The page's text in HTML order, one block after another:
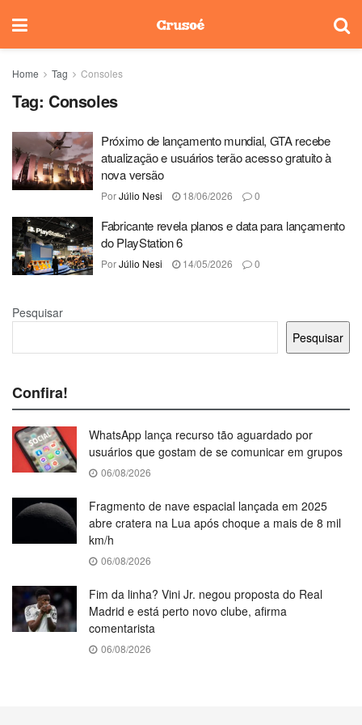
Home Tag Consoles
Tag: Consoles
Próximo de lançamento mundial, GTA recebe
atualização e usuários terão acesso gratuito à
nova versão
PorJúlio Nesi 18/06/2026 0
Fabricante revela planos e data para lançamento
do PlayStation 6
PorJúlio Nesi 14/05/2026 0
Pesquisar
Pesquisar
Confira!
WhatsApp lança recurso tão aguardado por
usuários que gostam de se comunicar em grupos
06/08/2026
Fragmento de nave espacial lançada em 2025
abre cratera na Lua após choque a mais de 8 mil
km/h
06/08/2026
Fim da linha? Vini Jr. negou proposta do Real
Madrid e está perto novo clube, afirma
comentarista
06/08/2026